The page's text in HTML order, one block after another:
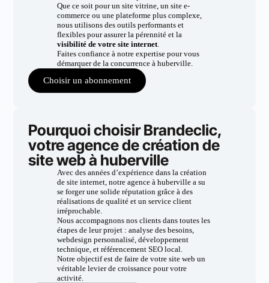
Que ce soit pour un site vitrine, un site e-
commerce ou une plateforme plus complexe,
nous utilisons des outils performants et
flexibles pour assurer la pérennité et la
visibilité de votre site internet.
Faites confiance à notre expertise pour vous
démarquer de la concurrence à huberville.
Choisir un abonnement
Pourquoi choisir Brandeclic,
votre agence de création de
site web à huberville
Avec des années d’expérience dans la création
de site internet, notre agence à huberville a su
se forger une solide réputation grâce à des
réalisations de qualité et un service client
irréprochable.
Nous accompagnons nos clients dans toutes les
étapes de leur projet : analyse des besoins,
webdesign personnalisé, développement
technique, et référencement SEO local.
Notre objectif est de faire de votre site web un
véritable levier de croissance pour votre
activité.